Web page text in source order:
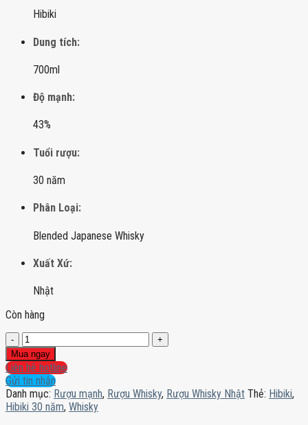
Hibiki
Dung tích:
700ml
Độ mạnh:
43%
Tuổi rượu:
30 năm
Phân Loại:
Blended Japanese Whisky
Xuất Xứ:
Nhật
Còn hàng
Hibiki
30
năm
số
lượng
Mua ngay
Liên hệ hotline
Gửi tin nhắn
Danh mục: Rượu mạnh, Rượu Whisky, Rượu Whisky Nhật Thẻ: Hibiki,
Hibiki 30 năm, Whisky